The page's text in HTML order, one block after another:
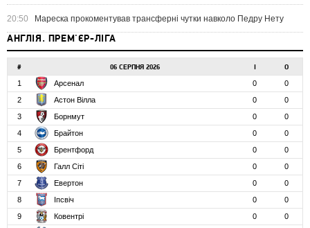
20:50 Мареска прокоментував трансферні чутки навколо Педру Нету
АНГЛІЯ. ПРЕМ'ЄР-ЛІГА
# 06 СЕРПНЯ 2026 О
1 Арсенал 0
0
2
Астон Вілла 0
0
3
Борнмут 0
0
4
Брайтон 0
0
5
Брентфорд 0
0
6
Галл Сіті 0
0
7
Евертон 0
0
8
Іпсвіч 0
0
9
Ковентрі 0
0